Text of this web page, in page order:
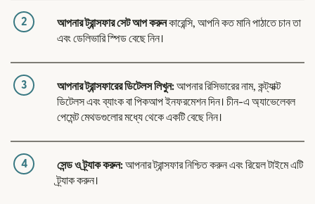
2 আপনার ট্রান্সফার সেট আপ করুনকারেন্সি, আপনি কত মানি পাঠাতে চান তা
এবং ডেলিভারি স্পিড বেছে নিন।
3 আপনার ট্রান্সফারের ডিটেলস লিখুন:আপনার রিসিভারের নাম, কন্ট্যাক্ট
ডিটেলস এবং ব্যাংক বা পিকআপ ইনফরমেশন দিন। চীন-এ অ্যাভেলেবল
পেমেন্ট মেথডগুলোর মধ্যে থেকে একটি বেছে নিন।
4 সেন্ড ও ট্র্যাক করুন:আপনার ট্রান্সফার নিশ্চিত করুন এবং রিয়েল টাইমে এটি
ট্র্যাক করুন।